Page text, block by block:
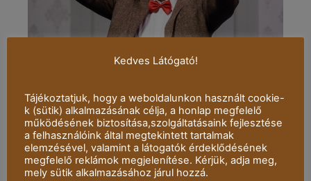
felhasználásával átdolgozta Verebes
István.
Virág úr régi vágású főkönyvelő. Egész
életét ugyanazon cég, ugyanazon
asztalánál töltötte. Precíz, megbízható
Kedves Látógató!
Tájékoztatjuk, hogy a weboldalunkon használt cookie-
k (sütik) alkalmazásának célja, a honlap megfelelő
működésének biztosítása,szolgáltatásaink fejlesztése
a felhasználóink által megtekintett tartalmak
elemzésével, valamint a látogatók érdeklődésének
megfelelő reklámok megjelenítése. Kérjük, adja meg,
mely sütik alkalmazásához járul hozzá.